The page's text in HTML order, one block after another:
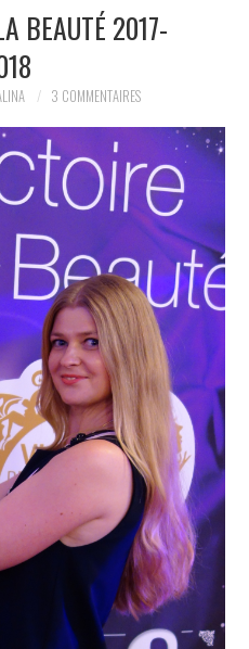
BEAUTÉ 2017-
3 COMMENTAIRES